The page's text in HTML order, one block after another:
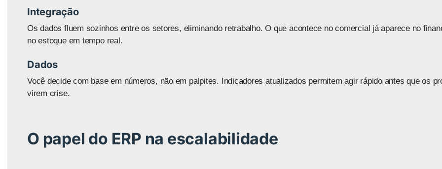
Integração
Os dados fluem sozinhos entre os setores, eliminando retrabalho. O que acontece no comercial já aparece no
no estoque em tempo real.
Dados
Você decide com base em números, não em palpites. Indicadores atualizados permitem agir rápido antes que os
virem crise.
O papel do ERP na escalabilidade